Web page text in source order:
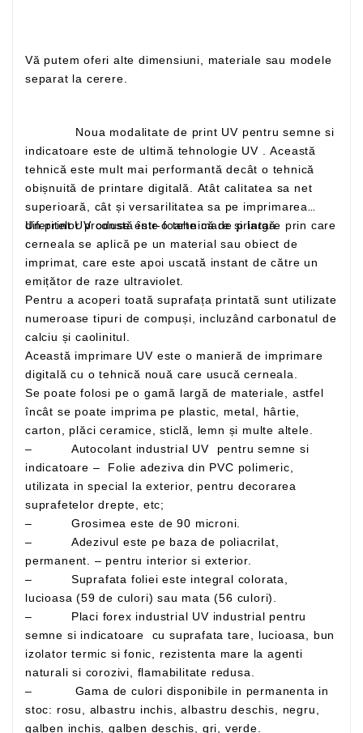
Vă putem oferi alte dimensiuni, materiale sau modele
separat la cerere.
indicatoare este de ultimă tehnologie UV . Această
tehnică este mult mai performantă decât o tehnică
obișnuită de printare digitală. Atât calitatea sa net
superioară, cât și versarilitatea sa pe imprimarea
diferitelor produse este foarte mare și largă
Un print UV constă într-o tehnică de printare prin care
cerneala se aplică pe un material sau obiect de
imprimat, care este apoi uscată instant de către un
emițător de raze ultraviolet.
Pentru a acoperi toată suprafața printată sunt utilizate
numeroase tipuri de compuși, incluzând carbonatul de
calciu și caolinitul.
Această imprimare UV este o manieră de imprimare
digitală cu o tehnică nouă care usucă cerneala.
Se poate folosi pe o gamă largă de materiale, astfel
încât se poate imprima pe plastic, metal, hârtie,
carton, plăci ceramice, sticlă, lemn și multe altele.
– Autocolant industrial UV pentru semne si
indicatoare – Folie adeziva din PVC polimeric,
utilizata in special la exterior, pentru decorarea
suprafetelor drepte, etc;
– Grosimea este de 90 microni.
– Adezivul este pe baza de poliacrilat,
permanent. – pentru interior si exterior.
– Suprafata foliei este integral colorata,
lucioasa (59 de culori) sau mata (56 culori).
– Placi forex industrial UV industrial pentru
semne si indicatoare cu suprafata tare, lucioasa, bun
izolator termic si fonic, rezistenta mare la agenti
naturali si corozivi, flamabilitate redusa.
– Gama de culori disponibile in permanenta in
stoc: rosu, albastru inchis, albastru deschis, negru,
galben inchis, galben deschis, gri, verde.